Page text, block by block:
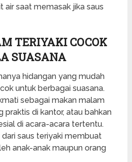
air saat memasak jika saus
TERIYAKI COCOK
SUASANA
hidangan yang mudah
untuk berbagai suasana.
sebagai makan malam
praktis di kantor, atau bahkan
di acara-acara tertentu.
dari saus teriyaki membuat
anak-anak maupun orang